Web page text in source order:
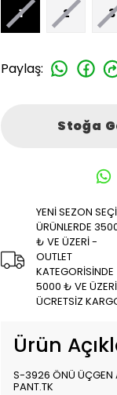
1 2 3
Paylaş:
Stoğa
YENİ SEZON
ÜRÜNLERDE
₺ VE ÜZERİ -
OUTLET
KATEGORİSİNDE
5000 ₺ VE ÜZERİ
ÜCRETSİZ
Ürün
S-3926 ÖNÜ ÜÇGEN
PANT.TK